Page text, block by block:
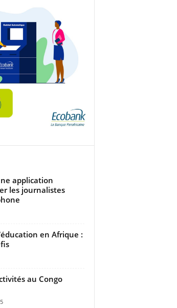
application
les journalistes
en Afrique :
au Congo